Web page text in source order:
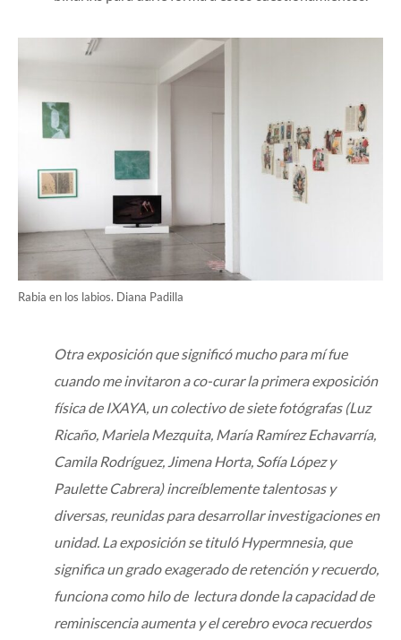
Rabia en los labios. Diana Padilla
Otra exposición que significó mucho para mí fue
cuando me invitaron a co-curar la primera exposición
física de IXAYA, un colectivo de siete fotógrafas (Luz
Ricaño, Mariela Mezquita, María Ramírez Echavarría,
Camila Rodríguez, Jimena Horta, Sofía López y
Paulette Cabrera) increíblemente talentosas y
diversas, reunidas para desarrollar investigaciones en
unidad. La exposición se tituló Hypermnesia, que
significa un grado exagerado de retención y recuerdo,
funciona como hilo de lectura donde la capacidad de
reminiscencia aumenta y el cerebro evoca recuerdos